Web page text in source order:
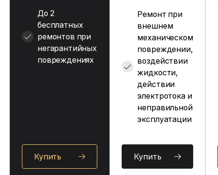
До 2
бесплатных
ремонтов при
негарантийных
повреждениях
Купить
Ремонт при
внешнем
механическом
повреждении,
воздействии
жидкости,
действии
электротока и
неправильной
эксплуатации
Купить